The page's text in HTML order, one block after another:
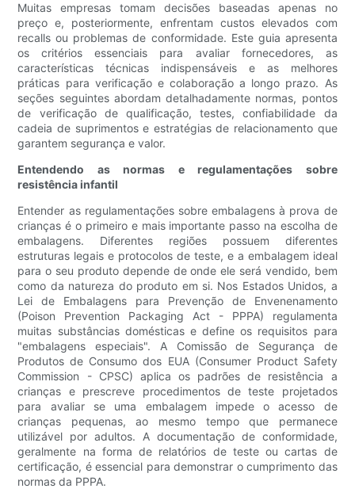
Muitas empresas tomam decisões baseadas apenas no
preço e, posteriormente, enfrentam custos elevados com
recalls ou problemas de conformidade. Este guia apresenta
os critérios essenciais para avaliar fornecedores, as
características técnicas indispensáveis ​​e as melhores
práticas para verificação e colaboração a longo prazo. As
seções seguintes abordam detalhadamente normas, pontos
de verificação de qualificação, testes, confiabilidade da
cadeia de suprimentos e estratégias de relacionamento que
garantem segurança e valor.
Entendendo as normas e regulamentações sobre
resistência infantil
Entender as regulamentações sobre embalagens à prova de
crianças é o primeiro e mais importante passo na escolha de
embalagens. Diferentes regiões possuem diferentes
estruturas legais e protocolos de teste, e a embalagem ideal
para o seu produto depende de onde ele será vendido, bem
como da natureza do produto em si. Nos Estados Unidos, a
Lei de Embalagens para Prevenção de Envenenamento
(Poison Prevention Packaging Act - PPPA) regulamenta
muitas substâncias domésticas e define os requisitos para
"embalagens especiais". A Comissão de Segurança de
Produtos de Consumo dos EUA (Consumer Product Safety
Commission - CPSC) aplica os padrões de resistência a
crianças e prescreve procedimentos de teste projetados
para avaliar se uma embalagem impede o acesso de
crianças pequenas, ao mesmo tempo que permanece
utilizável por adultos. A documentação de conformidade,
geralmente na forma de relatórios de teste ou cartas de
certificação, é essencial para demonstrar o cumprimento das
normas da PPPA.